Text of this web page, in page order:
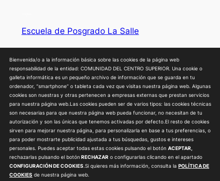
Escuela de Posgrado La Salle
Privacidad
Política de devoluciones y reembolsos
Política de privacidad
Protección de Datos
Política de Cookies
Sugerencias y Reclamaciones
Contacta con nosotros
Social
Linkedin
Facebook
Instagram
Youtube
La Salle Escuela de Posgrado. 2024. |Aviso Legal|
Términos y Condiciones
Bienvenida/o a la información básica sobre las cookies de la página web
responsabilidad de la entidad: COMUNIDAD DEL CENTRO SUPERIOR. Una cookie o
galleta informática es un pequeño archivo de información que se guarda en tu
ordenador, “smartphone” o tableta cada vez que visitas nuestra página web. Algunas
cookies son nuestras y otras pertenecen a empresas externas que prestan servicios
para nuestra página web.Las cookies pueden ser de varios tipos: las cookies técnicas
son necesarias para que nuestra página web pueda funcionar, no necesitan de tu
autorización y son las únicas que tenemos activadas por defecto.El resto de cookies
sirven para mejorar nuestra página, para personalizarla en base a tus preferencias, o
para poder mostrarte publicidad ajustada a tus búsquedas, gustos e intereses
personales. Puedes aceptar todas estas cookies pulsando el botón ACEPTAR,
rechazarlas pulsando el botón RECHAZAR o configurarlas clicando en el apartado
CONFIGURACIÓN DE COOKIES.Si quieres más información, consulta la POLÍTICA DE
COOKIES de nuestra página web.